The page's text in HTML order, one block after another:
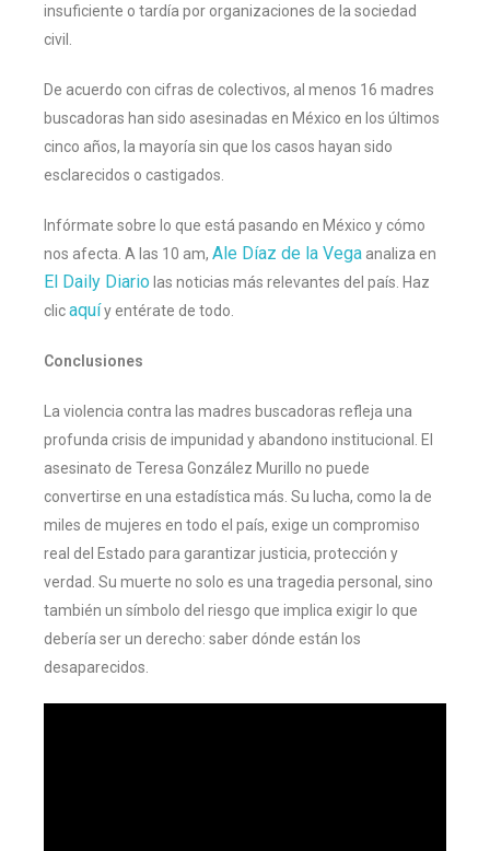
insuficiente o tardía por organizaciones de la sociedad
civil.
De acuerdo con cifras de colectivos, al menos 16 madres
buscadoras han sido asesinadas en México en los últimos
cinco años, la mayoría sin que los casos hayan sido
esclarecidos o castigados.
Infórmate sobre lo que está pasando en México y cómo
nos afecta. A las 10 am, Ale Díaz de la Vega analiza en
El Daily Diariolas noticias más relevantes del país. Haz
clicaquíy entérate de todo.
Conclusiones
La violencia contra las madres buscadoras refleja una
profunda crisis de impunidad y abandono institucional. El
asesinato de Teresa González Murillo no puede
convertirse en una estadística más. Su lucha, como la de
miles de mujeres en todo el país, exige un compromiso
real del Estado para garantizar justicia, protección y
verdad. Su muerte no solo es una tragedia personal, sino
también un símbolo del riesgo que implica exigir lo que
debería ser un derecho: saber dónde están los
desaparecidos.